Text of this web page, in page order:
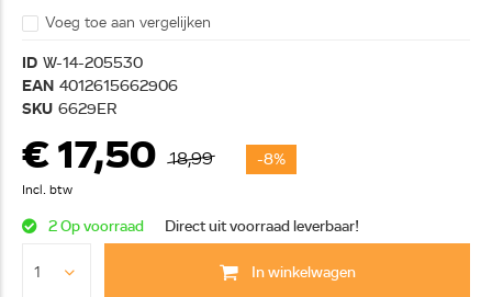
Voeg toe aan vergelijken
ID W-14-205530
EAN 4012615662906
SKU 6629ER
€ 17,50 18,99 -8%
Incl. btw
2 Op voorraad Direct uit voorraad leverbaar!
In winkelwagen